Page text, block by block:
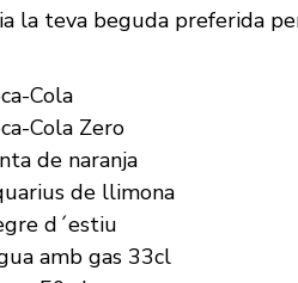
la teva beguda preferida
Cola
Cola Zero
de naranja
de llimona
d´estiu
amb gas 33cl